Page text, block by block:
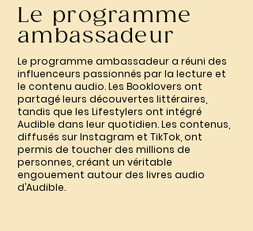
Le programme
ambassadeur
Le programme ambassadeur a réuni des
influenceurs passionnés par la lecture et
le contenu audio. Les Booklovers ont
partagé leurs découvertes littéraires,
tandis que les Lifestylers ont intégré
Audible dans leur quotidien. Les contenus,
diffusés sur Instagram et TikTok, ont
permis de toucher des millions de
personnes, créant un véritable
engouement autour des livres audio
d’Audible.